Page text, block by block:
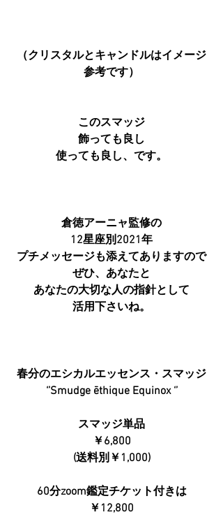
（クリスタルとキャンドルはイメージ
参考です）
このスマッジ
飾っても良し
使っても良し、です。
倉徳アーニャ監修の
12星座別2021年
プチメッセージも添えてありますので
ぜひ、あなたと
あなたの大切な人の指針として
活用下さいね。
春分のエシカルエッセンス・スマッジ
‘’Smudge ēthique Equinox ‘’
スマッジ単品
￥6,800
(送料別￥1,000)
60分zoom鑑定チケット付きは
￥12,800